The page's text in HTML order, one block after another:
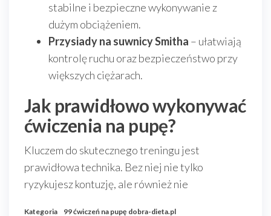
stabilne i bezpieczne wykonywanie z
dużym obciążeniem.
Przysiady na suwnicy Smitha – ułatwiają
kontrolę ruchu oraz bezpieczeństwo przy
większych ciężarach.
Jak prawidłowo wykonywać
ćwiczenia na pupę?
Kluczem do skutecznego treningu jest
prawidłowa technika. Bez niej nie tylko
ryzykujesz kontuzję, ale również nie
Kategoria 99 ćwiczeń na pupę dobra-dieta.pl